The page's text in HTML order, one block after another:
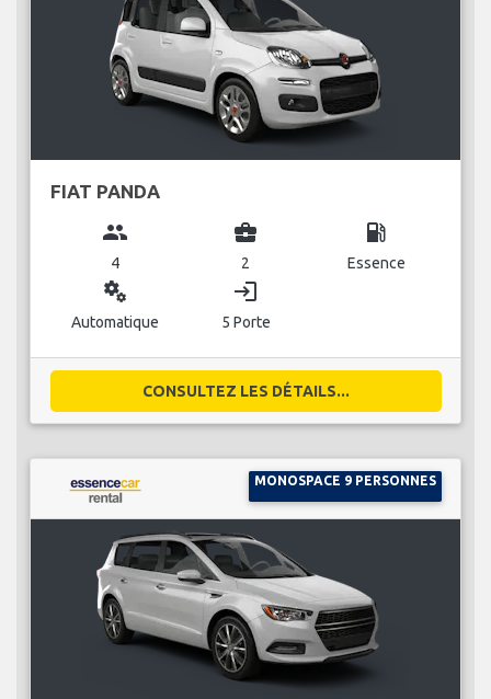
FIAT PANDA
group
4
business_center
2
local_gas_station
Essence
miscellaneous_services
Automatique
login
5 Porte
CONSULTEZ LES DÉTAILS...
MONOSPACE 9 PERSONNES